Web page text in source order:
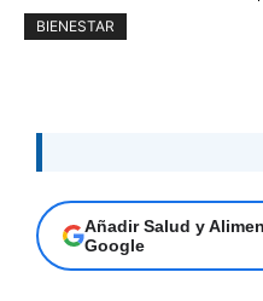
BIENESTAR
Añadir Salud y
Google